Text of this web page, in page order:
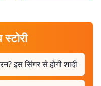
इस सिंगर से होगी शादी